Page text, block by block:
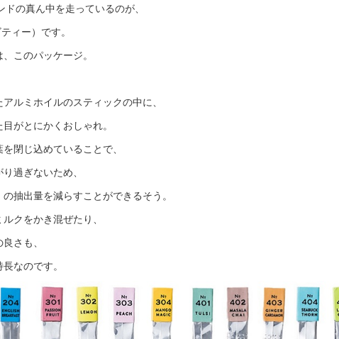
の真ん中を走っているのが、
ィー）です。
このパッケージ。
ルミホイルのスティックの中に、
がとにかくおしゃれ。
閉じ込めていることで、
過ぎないため、
抽出量を減らすことができるそう。
クをかき混ぜたり、
さも、
なのです。